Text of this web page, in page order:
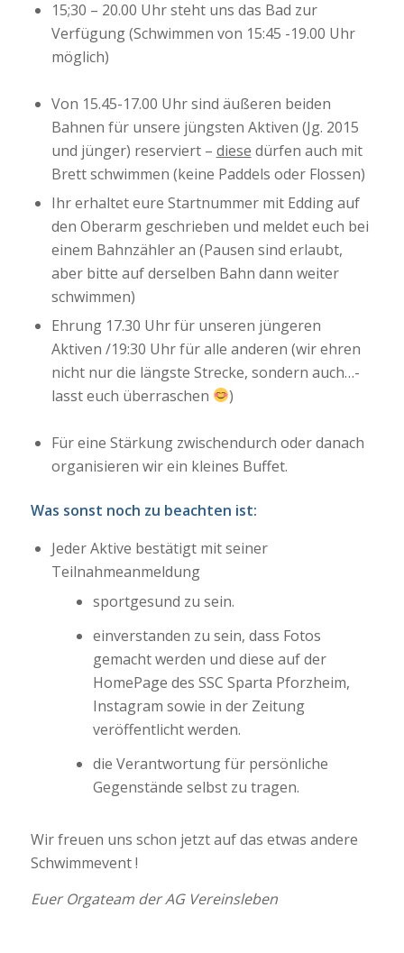
15;30 – 20.00 Uhr steht uns das Bad zur
Verfügung (Schwimmen von 15:45 -19.00 Uhr
möglich)
Von 15.45-17.00 Uhr sind äußeren beiden
Bahnen für unsere jüngsten Aktiven (Jg. 2015
und jünger) reserviert – diese dürfen auch mit
Brett schwimmen (keine Paddels oder Flossen)
Ihr erhaltet eure Startnummer mit Edding auf
den Oberarm geschrieben und meldet euch bei
einem Bahnzähler an (Pausen sind erlaubt,
aber bitte auf derselben Bahn dann weiter
schwimmen)
Ehrung 17.30 Uhr für unseren jüngeren
Aktiven /19:30 Uhr für alle anderen (wir ehren
nicht nur die längste Strecke, sondern auch…-
lasst euch überraschen
)
Für eine Stärkung zwischendurch oder danach
organisieren wir ein kleines Buffet.
Was sonst noch zu beachten ist:
Jeder Aktive bestätigt mit seiner
Teilnahmeanmeldung
sportgesund zu sein.
einverstanden zu sein, dass Fotos
gemacht werden und diese auf der
HomePage des SSC Sparta Pforzheim,
Instagram sowie in der Zeitung
veröffentlicht werden.
die Verantwortung für persönliche
Gegenstände selbst zu tragen.
Wir freuen uns schon jetzt auf das etwas andere
Schwimmevent !
Euer Orgateam der AG Vereinsleben